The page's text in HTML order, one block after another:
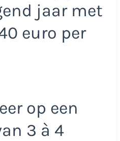
jaar met
euro per
op een
3 à 4